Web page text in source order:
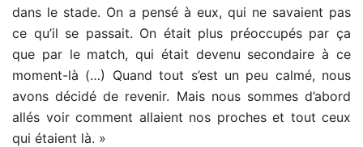
dans le stade. On a pensé à eux, qui ne savaient pas
ce qu’il se passait. On était plus préoccupés par ça
que par le match, qui était devenu secondaire à ce
moment-là (…) Quand tout s’est un peu calmé, nous
avons décidé de revenir. Mais nous sommes d’abord
allés voir comment allaient nos proches et tout ceux
qui étaient là. »